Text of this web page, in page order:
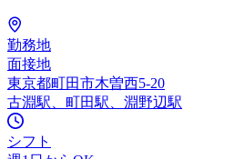
勤務地
面接地
東京都町田市木曽西5-20
古淵駅、町田駅、淵野辺駅
シフト